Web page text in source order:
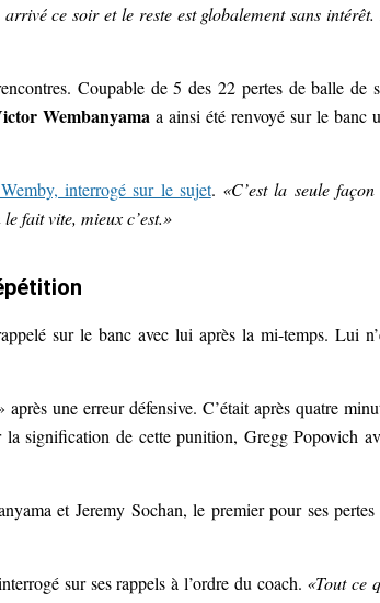
ce soir et le reste est globalement sans intérêt.
Coupable de 5 des 22 pertes de balle de
Wembanyama a ainsi été renvoyé sur le banc
interrogé sur le sujet. «C’est la seule façon
fait vite, mieux c’est.»
sur le banc avec lui après la mi-temps. Lui
une erreur défensive. C’était après quatre
signification de cette punition, Gregg Popovich
et Jeremy Sochan, le premier pour ses pertes
sur ses rappels à l’ordre du coach. «Tout ce